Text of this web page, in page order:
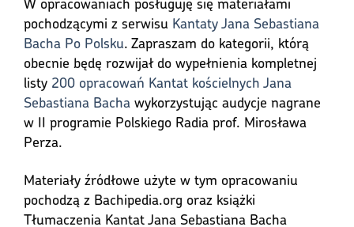
pochodzącymi z serwisu Kantaty Jana Sebastiana
Bacha Po Polsku. Zapraszam do kategorii, którą
obecnie będę rozwijał do wypełnienia kompletnej
listy 200 opracowań Kantat kościelnych Jana
Sebastiana Bacha wykorzystując audycje nagrane
w II programie Polskiego Radia prof. Mirosława
Perza.
Materiały źródłowe użyte w tym opracowaniu
pochodzą z Bachipedia.org oraz książki
Tłumaczenia Kantat Jana Sebastiana Bacha